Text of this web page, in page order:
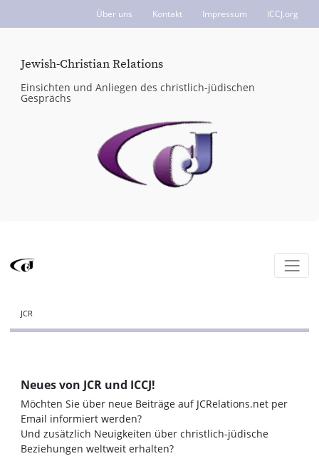
Über uns Kontakt Impressum ICCJ.org
Jewish-Christian Relations
Einsichten und Anliegen des christlich-jüdischen
Gesprächs
JCR
Neues von JCR und ICCJ!
Möchten Sie über neue Beiträge auf JCRelations.net per
Email informiert werden?
Und zusätzlich Neuigkeiten über christlich-jüdische
Beziehungen weltweit erhalten?